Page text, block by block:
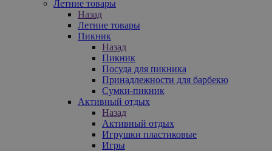
Летние товары
Назад
Летние товары
Пикник
Назад
Пикник
Посуда для пикника
Принадлежности для барбекю
Сумки-пикник
Активный отдых
Назад
Активный отдых
Игрушки пластиковые
Игры